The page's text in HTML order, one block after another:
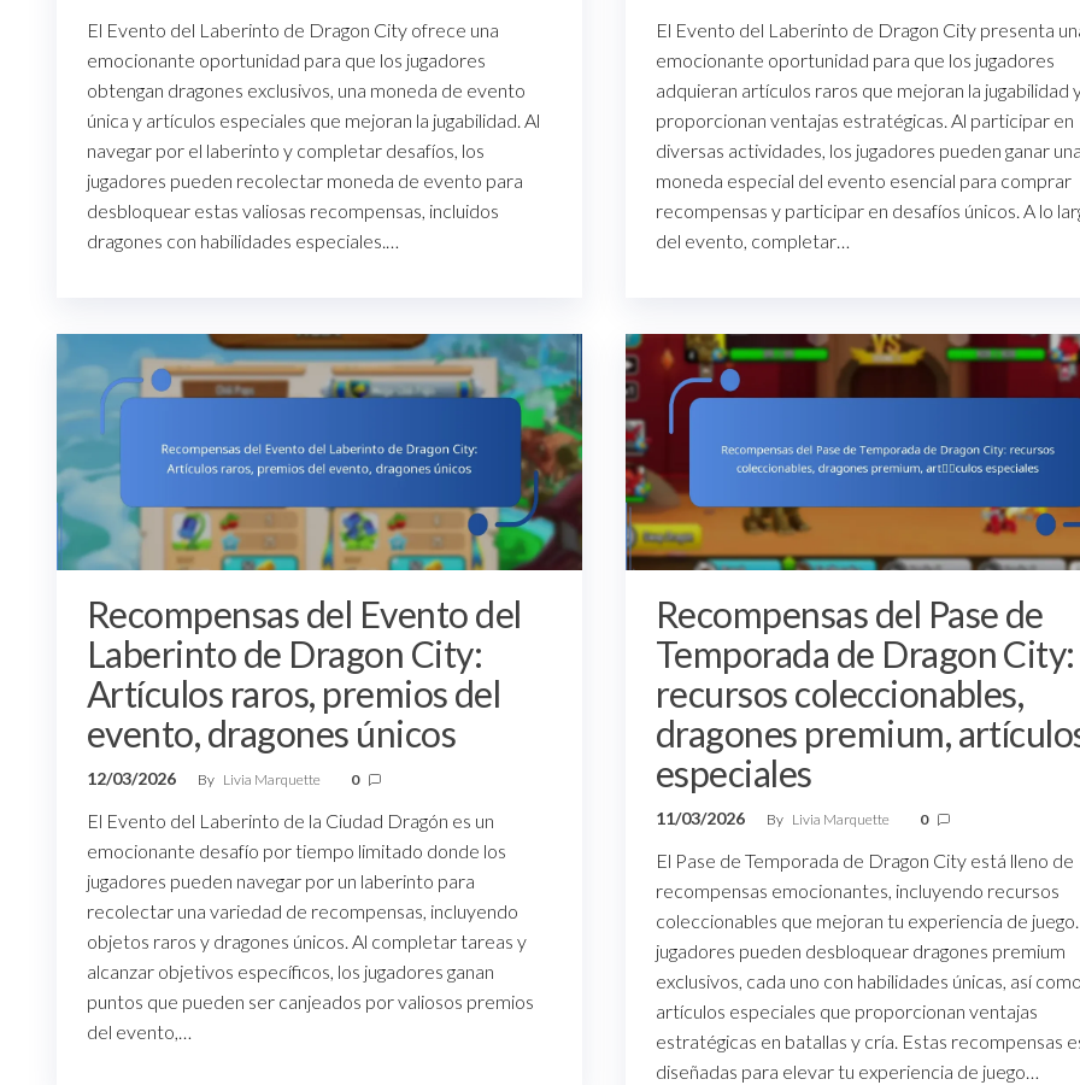
El Evento del Laberinto de Dragon City ofrece una
emocionante oportunidad para que los jugadores
obtengan dragones exclusivos, una moneda de evento
única y artículos especiales que mejoran la jugabilidad. Al
navegar por el laberinto y completar desafíos, los
jugadores pueden recolectar moneda de evento para
desbloquear estas valiosas recompensas, incluidos
dragones con habilidades especiales.…
El Evento del Laberinto de Dragon City presenta
emocionante oportunidad para que los jugadores
adquieran artículos raros que mejoran la jugabilidad
proporcionan ventajas estratégicas. Al participar en
diversas actividades, los jugadores pueden ganar
moneda especial del evento esencial para comprar
recompensas y participar en desafíos únicos. A lo
del evento, completar…
Recompensas del Evento del
Laberinto de Dragon City:
Artículos raros, premios del
evento, dragones únicos
12/03/2026 By Livia Marquette 0
El Evento del Laberinto de la Ciudad Dragón es un
emocionante desafío por tiempo limitado donde los
jugadores pueden navegar por un laberinto para
recolectar una variedad de recompensas, incluyendo
objetos raros y dragones únicos. Al completar tareas y
alcanzar objetivos específicos, los jugadores ganan
puntos que pueden ser canjeados por valiosos premios
del evento,…
Recompensas del Pase de
Temporada de Dragon City:
recursos coleccionables,
dragones premium,
especiales
11/03/2026 By Livia Marquette 0
El Pase de Temporada de Dragon City está lleno de
recompensas emocionantes, incluyendo recursos
coleccionables que mejoran tu experiencia de
jugadores pueden desbloquear dragones premium
exclusivos, cada uno con habilidades únicas, así
artículos especiales que proporcionan ventajas
estratégicas en batallas y cría. Estas recompensas
diseñadas para elevar tu experiencia de juego…